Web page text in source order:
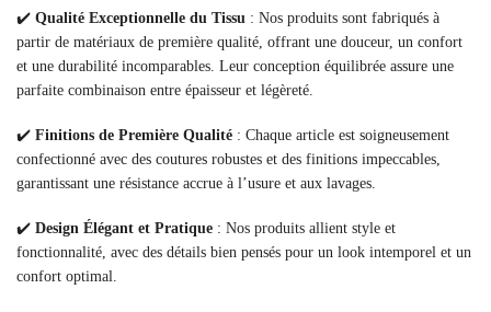
✔️ Qualité Exceptionnelle du Tissu : Nos produits sont fabriqués à
partir de matériaux de première qualité, offrant une douceur, un confort
et une durabilité incomparables. Leur conception équilibrée assure une
parfaite combinaison entre épaisseur et légèreté.
✔️ Finitions de Première Qualité : Chaque article est soigneusement
confectionné avec des coutures robustes et des finitions impeccables,
garantissant une résistance accrue à l’usure et aux lavages.
✔️ Design Élégant et Pratique : Nos produits allient style et
fonctionnalité, avec des détails bien pensés pour un look intemporel et un
confort optimal.